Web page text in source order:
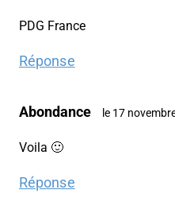
PDG France
Réponse
Abondance le 17
Voila 🙂
Réponse